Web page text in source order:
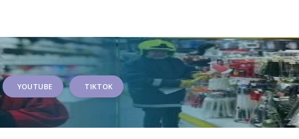
YOUTUBE TIKTOK